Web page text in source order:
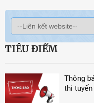
TIÊU ĐIỂM
Thông
thi